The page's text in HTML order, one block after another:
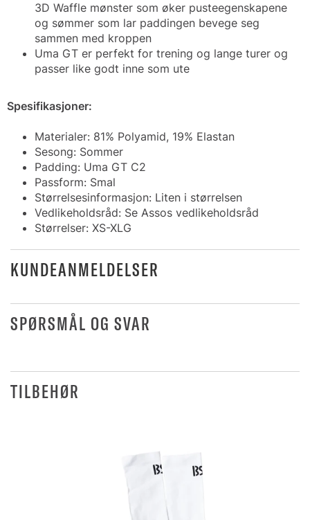
3D Waffle mønster som øker pusteegenskapene
og sømmer som lar paddingen bevege seg
sammen med kroppen
Uma GT er perfekt for trening og lange turer og
passer like godt inne som ute
Spesifikasjoner:
Materialer: 81% Polyamid, 19% Elastan
Sesong: Sommer
Padding: Uma GT C2
Passform: Smal
Størrelsesinformasjon: Liten i størrelsen
Vedlikeholdsråd: Se Assos vedlikeholdsråd
Størrelser: XS-XLG
KUNDEANMELDELSER
SPØRSMÅL OG SVAR
TILBEHØR